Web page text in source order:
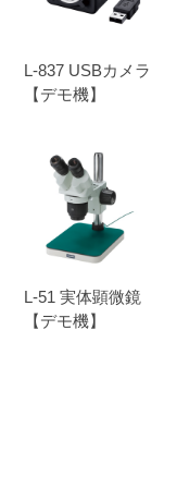
L-837 USBカメラ
【デモ機】
L-51 実体顕微鏡
【デモ機】